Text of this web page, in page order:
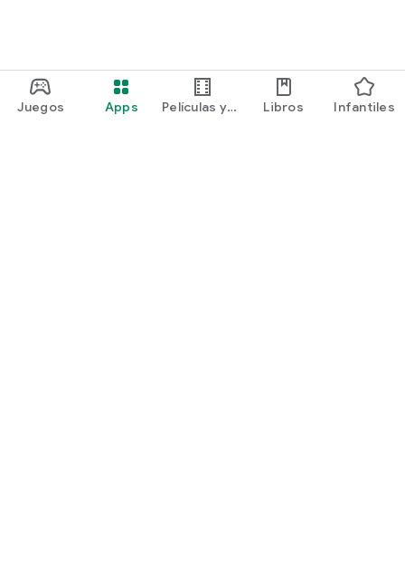
Juegos Apps
Películas y
Libros Infantiles